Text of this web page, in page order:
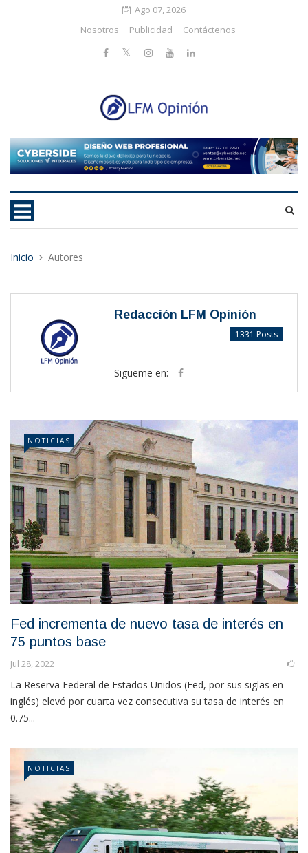
Ago 07, 2026
Nosotros
Publicidad Contáctenos
Inicio Autores
Redacción LFM Opinión
1331 Posts
Sigueme en:
NOTICIAS
Fed incrementa de nuevo tasa de interés en
75 puntos base
Jul 28, 2022
La Reserva Federal de Estados Unidos (Fed, por sus siglas en
inglés) elevó por cuarta vez consecutiva su tasa de interés en
0.75...
NOTICIAS